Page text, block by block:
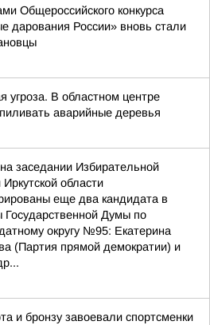
Общероссийского конкурса
дарования России» вновь стали
угроза. В областном центре
аварийные деревья
заседании Избирательной
Иркутской области
еще два кандидата в
Государственной Думы по
округу №95: Екатерина
(Партия прямой демократии) и
и бронзу завоевали спортсменки